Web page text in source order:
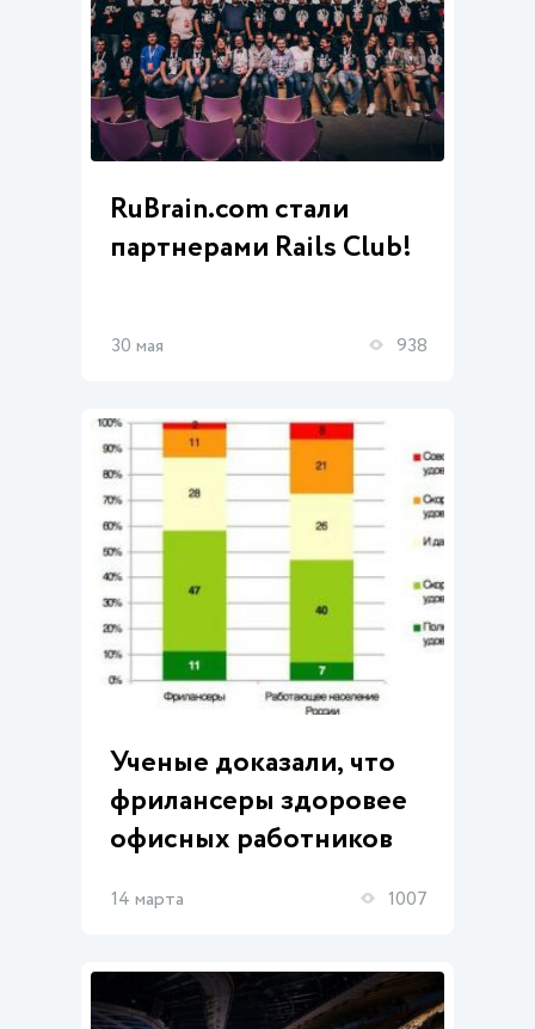
RuBrain.com стали
партнерами Rails Club!
30 мая 938
Ученые доказали, что
фрилансеры здоровее
офисных работников
14 марта 1007